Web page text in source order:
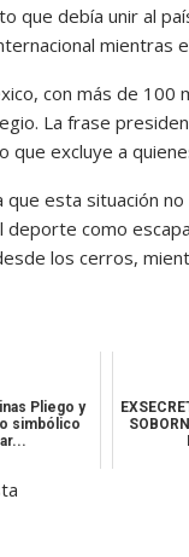
que debía unir al
mientras
con más de
La frase
que excluye a
que esta situación
como
los cerros,
Pliego y
simbólico